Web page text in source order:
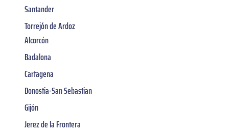
Santander
Torrejón de Ardoz
Alcorcón
Badalona
Cartagena
Donostia-San Sebastian
Gijón
Jerez de la Frontera